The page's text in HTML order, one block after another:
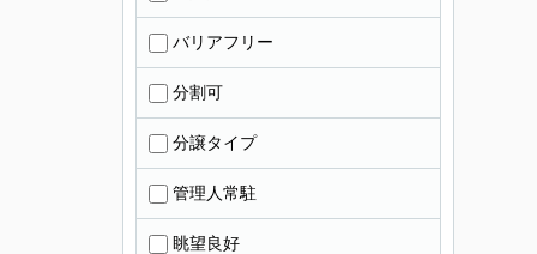
バリアフリー
分割可
分譲タイプ
管理人常駐
眺望良好